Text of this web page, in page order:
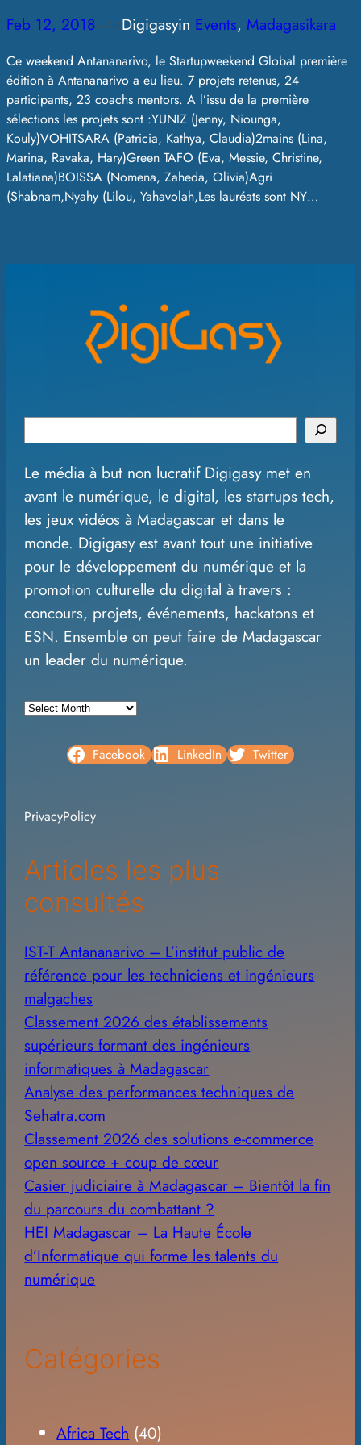
Feb 12, 2018— byDigigasyin Events, Madagasikara
Ce weekend Antananarivo, le Startupweekend Global première
édition à Antananarivo a eu lieu. 7 projets retenus, 24
participants, 23 coachs mentors. A l’issu de la première
sélections les projets sont :YUNIZ (Jenny, Niounga,
Kouly)VOHITSARA (Patricia, Kathya, Claudia)2mains (Lina,
Marina, Ravaka, Hary)Green TAFO (Eva, Messie, Christine,
Lalatiana)BOISSA (Nomena, Zaheda, Olivia)Agri
(Shabnam,Nyahy (Lilou, Yahavolah,Les lauréats sont NY…
e
a
r
c
h
Le média à but non lucratif Digigasy met en
avant le numérique, le digital, les startups tech,
les jeux vidéos à Madagascar et dans le
monde. Digigasy est avant tout une initiative
pour le développement du numérique et la
promotion culturelle du digital à travers :
concours, projets, événements, hackatons et
ESN. Ensemble on peut faire de Madagascar
un leader du numérique.
A
v
s
Facebook LinkedIn Twitter
PrivacyPolicy
Articles les plus
consultés
IST-T Antananarivo – L’institut public de
référence pour les techniciens et ingénieurs
malgaches
Classement 2026 des établissements
supérieurs formant des ingénieurs
informatiques à Madagascar
Analyse des performances techniques de
Sehatra.com
Classement 2026 des solutions e-commerce
open source + coup de cœur
Casier judiciaire à Madagascar – Bientôt la fin
du parcours du combattant ?
HEI Madagascar – La Haute École
d’Informatique qui forme les talents du
numérique
Catégories
Africa Tech (40)